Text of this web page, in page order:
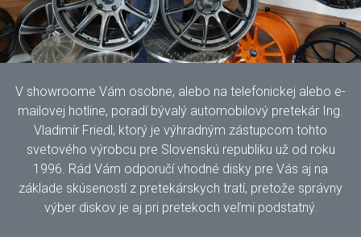
V showroome Vám osobne, alebo na telefonickej alebo e-
mailovej hotline, poradí bývalý automobilový pretekár Ing.
Vladimír Friedl, ktorý je výhradným zástupcom tohto
svetového výrobcu pre Slovenskú republiku už od roku
1996. Rád Vám odporučí vhodné disky pre Vás aj na
základe skúseností z pretekárskych tratí, pretože správny
výber diskov je aj pri pretekoch veľmi podstatný.